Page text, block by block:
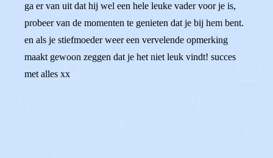
ga er van uit dat hij wel een hele leuke vader voor je is,
probeer van de momenten te genieten dat je bij hem bent.
en als je stiefmoeder weer een vervelende opmerking
maakt gewoon zeggen dat je het niet leuk vindt! succes
met alles xx